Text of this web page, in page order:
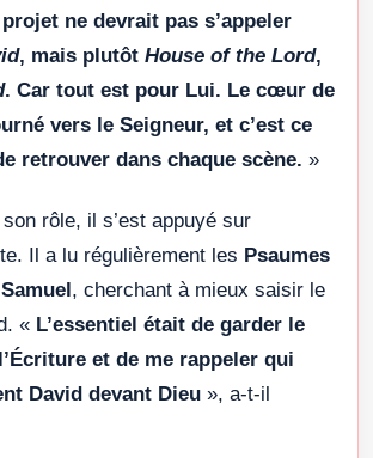
ne devrait pas s’appeler
, mais plutôt House of the Lord,
. Car tout est pour Lui. Le cœur de
vers le Seigneur, et c’est ce
retrouver dans chaque scène. »
rôle, il s’est appuyé sur
Il a lu régulièrement les Psaumes
, cherchant à mieux saisir le
« L’essentiel était de garder le
et de me rappeler qui
David devant Dieu », a-t-il